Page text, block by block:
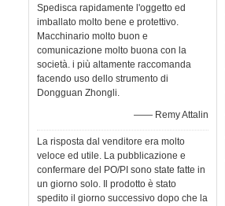
Spedisca rapidamente l'oggetto ed
imballato molto bene e protettivo.
Macchinario molto buon e
comunicazione molto buona con la
società. i più altamente raccomanda
facendo uso dello strumento di
Dongguan Zhongli.
—— Remy Attalin
La risposta dal venditore era molto
veloce ed utile. La pubblicazione e
confermare del PO/PI sono state fatte in
un giorno solo. Il prodotto è stato
spedito il giorno successivo dopo che la